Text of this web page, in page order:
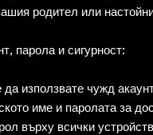
родител или
парола и сигурност:
използвате чужд
име и паролата за
върху всички